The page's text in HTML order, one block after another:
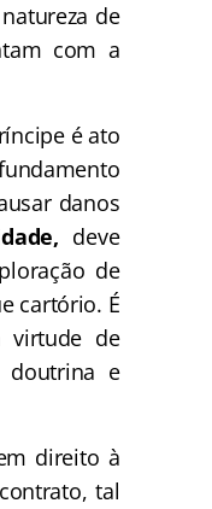
de
com a
é ato
danos
deve
de
cartório. É
virtude de
doutrina e
direito à
tal